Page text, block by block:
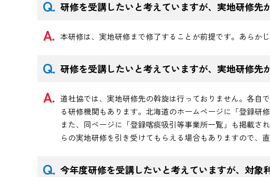
研修を受講したいと考えていますが、実地研修先
本研修は、実地研修まで修了することが前提です。あらか
研修を受講したいと考えていますが、実地研修先
道社協では、実地研修先の斡旋は行っておりません。各自
る研修機関もあります。北海道のホームページに「登録研
また、同ページに「登録喀痰吸引等事業所一覧」も掲載
らの実地研修を引き受けてもらえる場合もありますので、
今年度研修を受講したいと考えていますが、対象